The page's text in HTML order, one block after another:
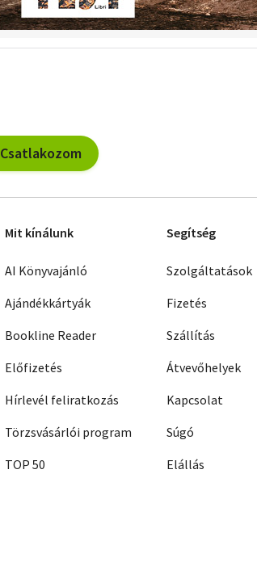
Csatlakozom
Mit kínálunk
AI Könyvajánló
Ajándékkártyák
Bookline Reader
Előfizetés
Hírlevél feliratkozás
Törzsvásárlói program
TOP 50
Segítség
Szolgáltatások
Fizetés
Szállítás
Átvevőhelyek
Kapcsolat
Súgó
Elállás